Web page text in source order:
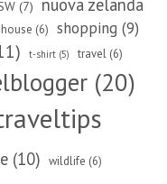
(7)
nuova zelanda
(6) shopping (9)
t-shirt (5) travel (6)
(20)
(10) wildlife (6)